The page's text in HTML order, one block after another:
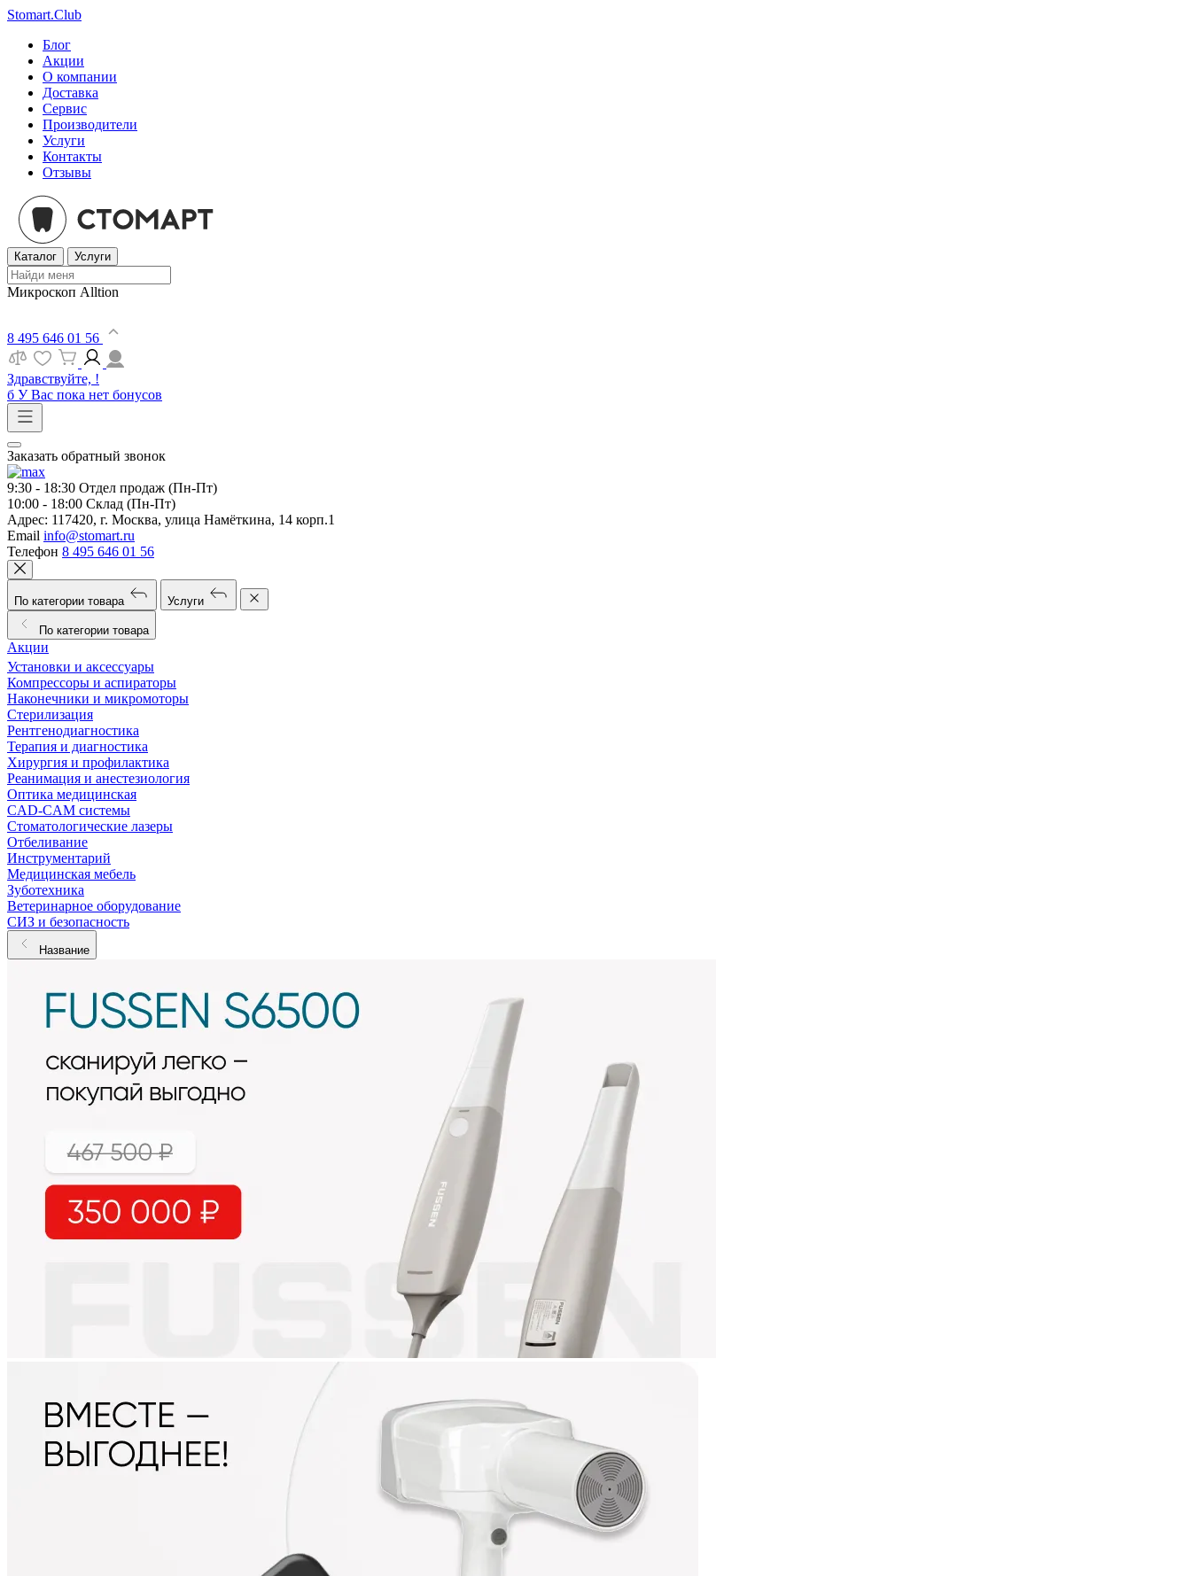
Stomart.Club
Блог
Акции
О компании
Доставка
Сервис
Производители
Услуги
Контакты
Отзывы
Каталог Услуги
Микроскоп Alltion
8 495 646 01 56
Здравствуйте, !
б У Вас пока нет бонусов
Заказать обратный звонок
9:30 - 18:30 Отдел продаж (Пн-Пт)
10:00 - 18:00 Склад (Пн-Пт)
Адрес: 117420, г. Москва, улица Намёткина, 14 корп.1
Email info@stomart.ru
Телефон 8 495 646 01 56
По категории товара Услуги
По категории товара
Акции
Установки и аксессуары
Компрессоры и аспираторы
Наконечники и микромоторы
Стерилизация
Рентгенодиагностика
Терапия и диагностика
Хирургия и профилактика
Реанимация и анестезиология
Оптика медицинская
CAD-CAM системы
Стоматологические лазеры
Отбеливание
Инструментарий
Медицинская мебель
Зуботехника
Ветеринарное оборудование
СИЗ и безопасность
Название